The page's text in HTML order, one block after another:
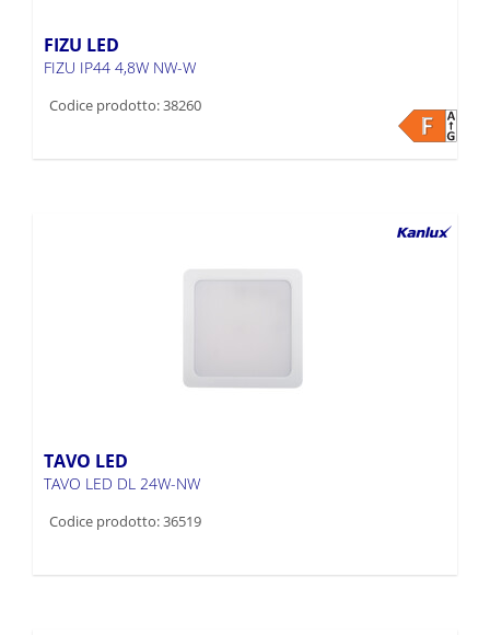
FIZU LED
FIZU IP44 4,8W NW-W
Codice prodotto: 38260
TAVO LED
TAVO LED DL 24W-NW
Codice prodotto: 36519